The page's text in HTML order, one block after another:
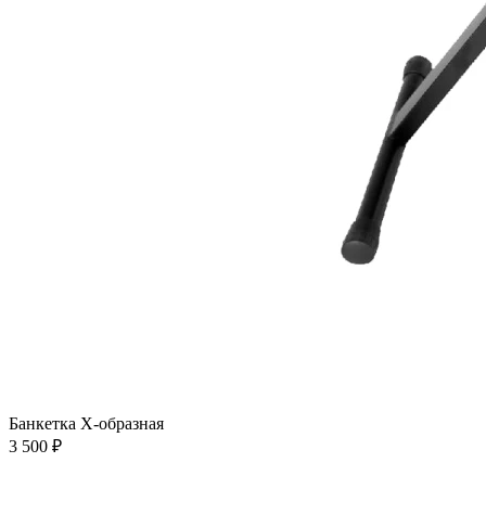
Банкетка Х-образная
3 500 ₽